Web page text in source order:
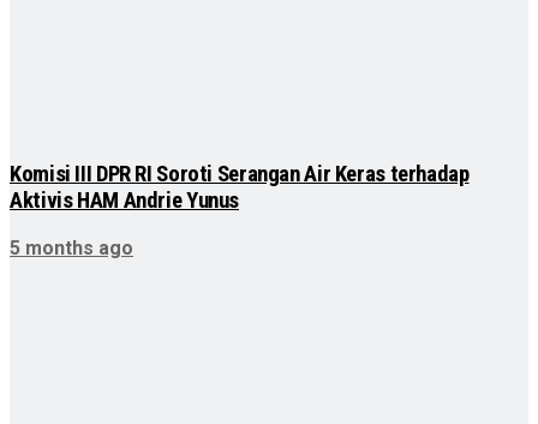
Komisi III DPR RI Soroti Serangan Air Keras terhadap
Aktivis HAM Andrie Yunus
5 months ago